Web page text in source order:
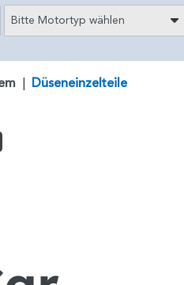
Bitte Motortyp wählen
Düseneinzelteile